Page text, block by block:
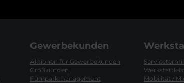
Gewerbekunden
Aktionen für Gewerbekunden
Großkunden
Fuhrparkmanagement
Mobilität /